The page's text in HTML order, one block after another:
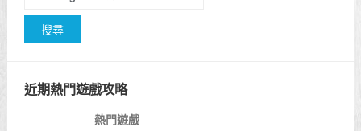
近期熱門遊戲攻略
熱門遊戲